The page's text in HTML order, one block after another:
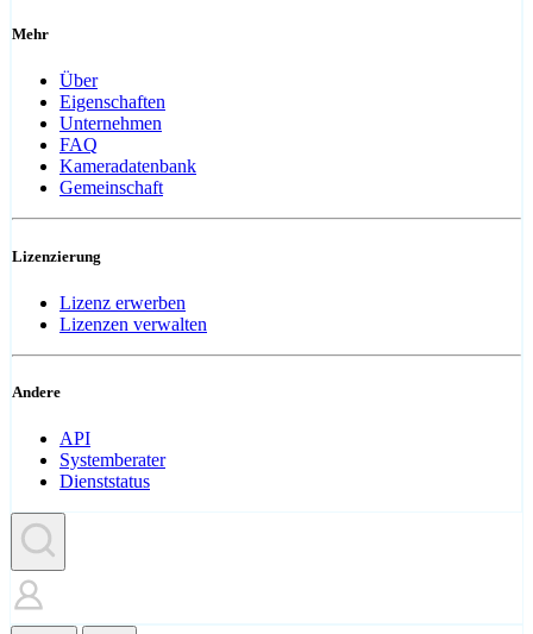
Mehr
Über
Eigenschaften
Unternehmen
FAQ
Kameradatenbank
Gemeinschaft
Lizenzierung
Lizenz erwerben
Lizenzen verwalten
Andere
API
Systemberater
Dienststatus